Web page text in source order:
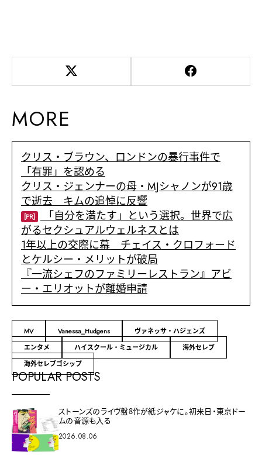
MORE
クリス・ブラウン、ロンドンの暴行事件で
「有罪」を認める
クリス・ジェンナーの母・MJシャノンが91歳
で逝去 キムの追悼に反響
[PR]
「自分を満たす」という選択。世界で広
がるセクシュアルウェルネスとは
1年以上の交際に幕 チェイス・クロフォード
とケルシー・メリットが破局
『一流シェフのファミリーレストラン』アビ
ー・エリオットが離婚申請
MV Vanessa_Hudgens
ヴァネッサ・ハジェンズ
エンタメ
ハイスクール・ミュージカル
海外セレブ
海外セレブゴシップ
POPULAR POSTS
ストーンズのライヴ盤8作が紙ジャケに。初来日・東京ドー
ムの音源も入る
2026.08.06